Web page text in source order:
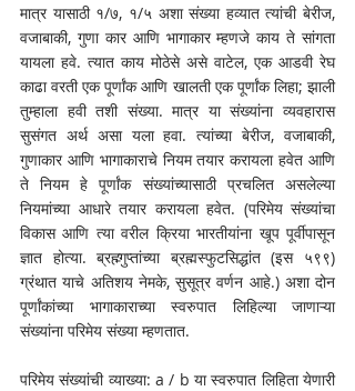
मात्र यासाठी १/७, १/५ अशा संख्या हव्यात त्यांची बेरीज,
वजाबाकी, गुणा कार आणि भागाकार म्हणजे काय ते सांगता
यायला हवे. त्यात काय मोठेसे असे वाटेल, एक आडवी रेघ
काढा वरती एक पूर्णांक आणि खालती एक पूर्णांक लिहा; झाली
तुम्हाला हवी तशी संख्या. मात्र या संख्यांना व्यवहारास
सुसंगत अर्थ असा यला हवा. त्यांच्या बेरीज, वजाबाकी,
गुणाकार आणि भागाकाराचे नियम तयार करायला हवेत आणि
ते नियम हे पूर्णांक संख्यांच्यासाठी प्रचलित असलेल्या
नियमांच्या आधारे तयार करायला हवेत. (परिमेय संख्यांचा
विकास आणि त्या वरील क्रिया भारतीयांना खूप पूर्वीपासून
ज्ञात होत्या. ब्रह्म्गुप्तांच्या ब्रह्मस्फुटसिद्धांत (इस ५९९)
ग्रंथात याचे अतिशय नेमके, सुसूत्र वर्णन आहे.) अशा दोन
पूर्णांकांच्या भागाकाराच्या स्वरुपात लिहिल्या जाणाऱ्या
संख्यांना परिमेय संख्या म्हणतात.
परिमेय संख्यांची व्याख्या: a / b या स्वरुपात लिहिता येणारी